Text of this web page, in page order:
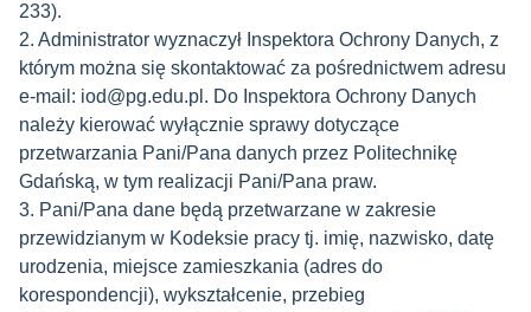
233).
2. Administrator wyznaczył Inspektora Ochrony Danych, z
którym można się skontaktować za pośrednictwem adresu
e-mail: iod@pg.edu.pl. Do Inspektora Ochrony Danych
należy kierować wyłącznie sprawy dotyczące
przetwarzania Pani/Pana danych przez Politechnikę
Gdańską, w tym realizacji Pani/Pana praw.
3. Pani/Pana dane będą przetwarzane w zakresie
przewidzianym w Kodeksie pracy tj. imię, nazwisko, datę
urodzenia, miejsce zamieszkania (adres do
korespondencji), wykształcenie, przebieg